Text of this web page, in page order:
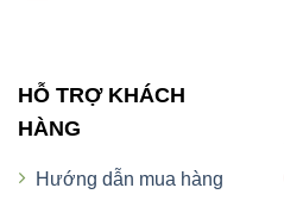
HỖ TRỢ KHÁCH
HÀNG
Hướng dẫn mua hàng